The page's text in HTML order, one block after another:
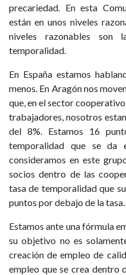
precariedad. En esta
están en unos niveles
niveles razonables
temporalidad.
En España estamos
menos. En Aragón nos
que, en el sector
trabajadores, nosotros
del 8%. Estamos 16
temporalidad que se da
consideramos en este
socios dentro de las
tasa de temporalidad que
puntos por debajo de la tasa.
Estamos ante una fórmula
su objetivo no es
creación de empleo de
empleo que se crea dentro